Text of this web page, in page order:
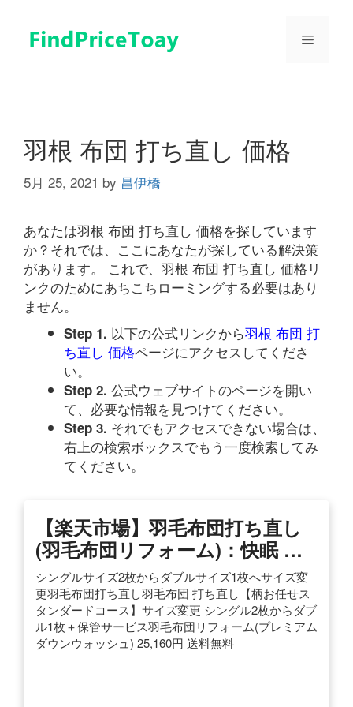
メ
羽根 布団 打ち直し 価格
5月 25, 2021 by 昌伊橋
あなたは羽根 布団 打ち直し 価格を探しています
か？それでは、ここにあなたが探している解決策
があります。 これで、羽根 布団 打ち直し 価格リ
ンクのためにあちこちローミングする必要はあり
ません。
Step 1. 以下の公式リンクから羽根 布団 打
ち直し 価格ページにアクセスしてくださ
い。
Step 2. 公式ウェブサイトのページを開い
て、必要な情報を見つけてください。
Step 3. それでもアクセスできない場合は、
右上の検索ボックスでもう一度検索してみ
てください。
【楽天市場】羽毛布団打ち直し
(羽毛布団リフォーム)：快眠 …
シングルサイズ2枚からダブルサイズ1枚へサイズ変
更羽毛布団打ち直し羽毛布団 打ち直し【柄お任せス
タンダードコース】サイズ変更 シングル2枚からダブ
ル1枚＋保管サービス羽毛布団リフォーム(プレミアム
ダウンウォッシュ) 25,160円 送料無料